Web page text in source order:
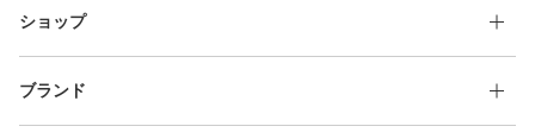
ショップ
ブランド